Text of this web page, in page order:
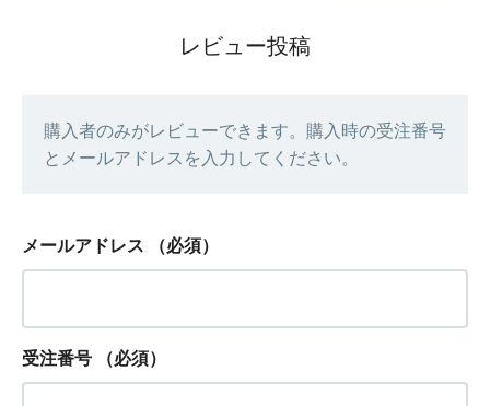
レビュー投稿
購入者のみがレビューできます。購入時の受注番号
とメールアドレスを入力してください。
メールアドレス （必須）
受注番号 （必須）